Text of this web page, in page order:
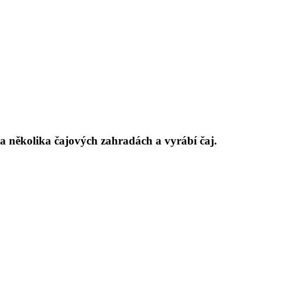
několika čajových zahradách a vyrábí čaj.